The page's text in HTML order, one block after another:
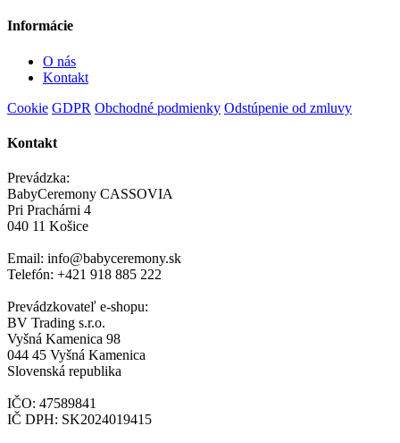
Informácie
O nás
Kontakt
Cookie GDPR Obchodné podmienky Odstúpenie od zmluvy
Kontakt
Prevádzka:
BabyCeremony CASSOVIA
Pri Prachárni 4
040 11 Košice
Email: info@babyceremony.sk
Telefón: +421 918 885 222
Prevádzkovateľ e-shopu:
BV Trading s.r.o.
Vyšná Kamenica 98
044 45 Vyšná Kamenica
Slovenská republika
IČO: 47589841
IČ DPH: SK2024019415